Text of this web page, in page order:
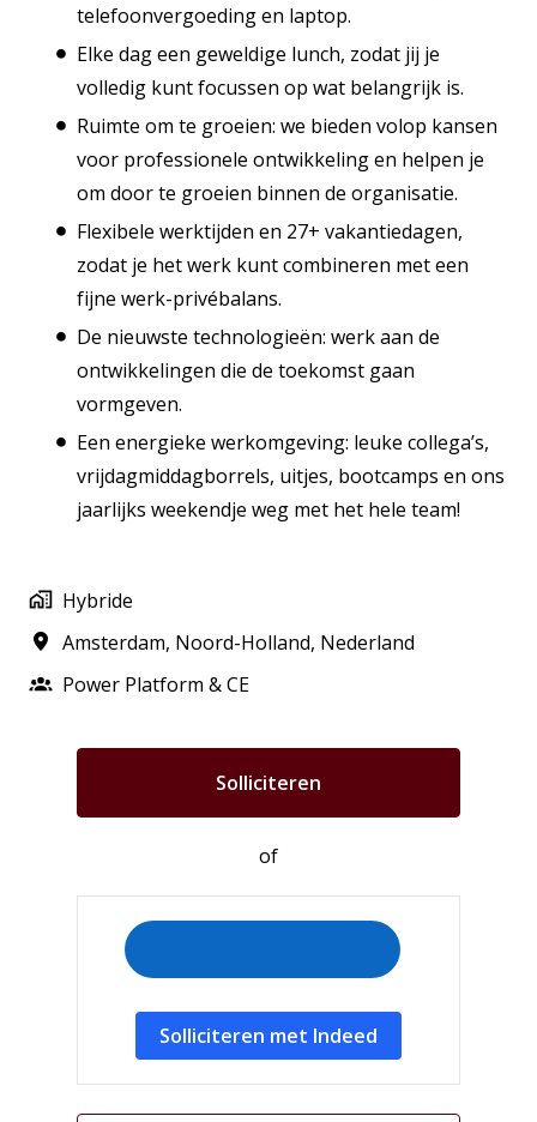
telefoonvergoeding en laptop.
Elke dag een geweldige lunch, zodat jij je
volledig kunt focussen op wat belangrijk is.
Ruimte om te groeien: we bieden volop kansen
voor professionele ontwikkeling en helpen je
om door te groeien binnen de organisatie.
Flexibele werktijden en 27+ vakantiedagen,
zodat je het werk kunt combineren met een
fijne werk-privébalans.
De nieuwste technologieën: werk aan de
ontwikkelingen die de toekomst gaan
vormgeven.
Een energieke werkomgeving: leuke collega’s,
vrijdagmiddagborrels, uitjes, bootcamps en ons
jaarlijks weekendje weg met het hele team!
Hybride
Amsterdam, Noord-Holland, Nederland
Power Platform & CE
Solliciteren
of
Solliciteren met Indeed